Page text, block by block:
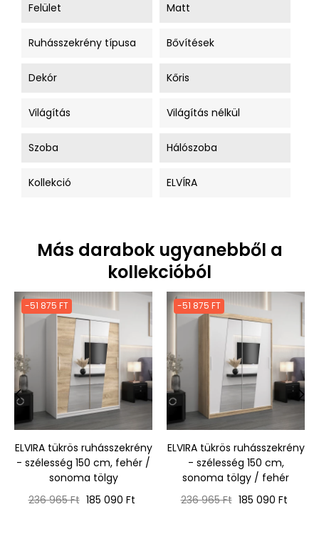
Felület Matt
Ruhásszekrény típusa Bővítések
Dekór Kőris
Világítás Világítás nélkül
Szoba Hálószoba
Kollekció ELVÍRA
Más darabok ugyanebből a
kollekcióból
-51 875 FT
ELVIRA tükrös ruhásszekrény
- szélesség 150 cm, fehér /
sonoma tölgy
Normál
236 965 Ft Ár
185 090 Ft
-51 875 FT
ELVIRA tükrös ruhásszekrény
- szélesség 150 cm,
sonoma tölgy / fehér
Normál
236 965 Ft Ár
185 090 Ft
‹